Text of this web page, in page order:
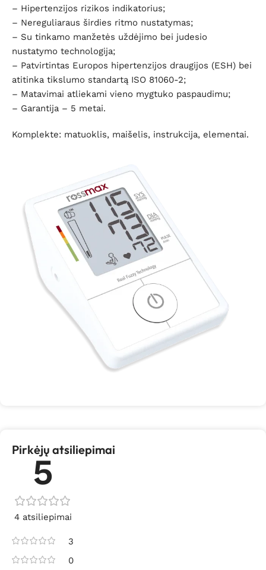
– Hipertenzijos rizikos indikatorius;
– Nereguliaraus širdies ritmo nustatymas;
– Su tinkamo manžetės uždėjimo bei judesio
nustatymo technologija;
– Patvirtintas Europos hipertenzijos draugijos (ESH) bei
atitinka tikslumo standartą ISO 81060-2;
– Matavimai atliekami vieno mygtuko paspaudimu;
– Garantija – 5 metai.
Komplekte: matuoklis, maišelis, instrukcija, elementai.
Pirkėjų atsiliepimai
5
4 atsiliepimai
3
0